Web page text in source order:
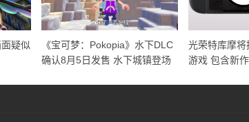
疑似
《宝可梦：Pokopia》水下DLC
确认8月5日发售 水下城镇登场
光荣特库摩将
游戏 包含新